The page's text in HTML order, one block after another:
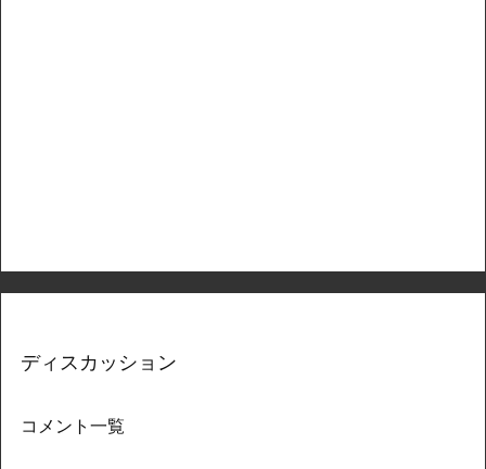
ディスカッション
コメント一覧